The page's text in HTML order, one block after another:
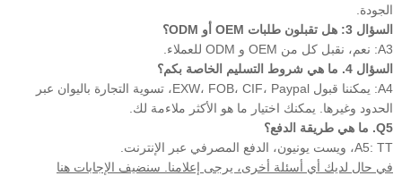
الجودة.
السؤال 3: هل تقبلون طلبات OEM أو ODM؟
A3: نعم، نقبل كل من OEM و ODM للعملاء.
السؤال 4. ما هي شروط التسليم الخاصة بكم؟
A4: يمكننا قبول EXW، FOB، CIF، Paypal، تسوية التجارة باليوان عبر
الحدود وغيرها. يمكنك اختيار ما هو الأكثر ملاءمة لك.
Q5. ما هي طريقة الدفع؟
A5: TT، ويست يونيون، الدفع المصرفي عبر الإنترنت.
في حال لديك أي أسئلة أخرى، يرجى إعلامنا. سنضيف الإجابات هنا